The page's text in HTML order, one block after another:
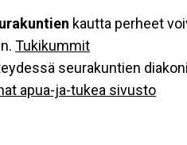
kautta perheet
Tukikummit
seurakuntien
apua-ja-tukea sivusto